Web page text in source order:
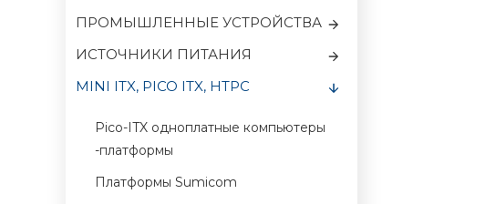
ПРОМЫШЛЕННЫЕ УСТРОЙСТВА
ИСТОЧНИКИ ПИТАНИЯ
MINI ITX, PICO ITX, HTPC
Pico-ITX одноплатные компьютеры
-платформы
Платформы Sumicom